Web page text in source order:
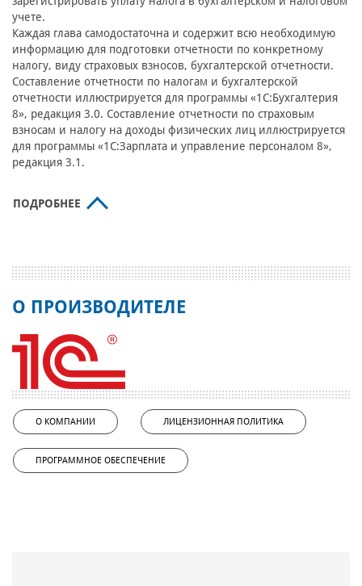
учете.
Каждая глава самодостаточна и содержит всю необходимую
информацию для подготовки отчетности по конкретному
налогу, виду страховых взносов, бухгалтерской отчетности.
Составление отчетности по налогам и бухгалтерской
отчетности иллюстрируется для программы «1С:Бухгалтерия
8», редакция 3.0. Составление отчетности по страховым
взносам и налогу на доходы физических лиц иллюстрируется
для программы «1С:Зарплата и управление персоналом 8»,
редакция 3.1.
ПОДРОБНЕЕ
О ПРОИЗВОДИТЕЛЕ
О КОМПАНИИ ЛИЦЕНЗИОННАЯ ПОЛИТИКА
ПРОГРАММНОЕ ОБЕСПЕЧЕНИЕ